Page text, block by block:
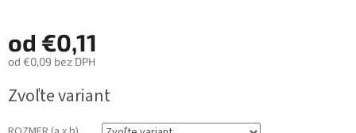
od €0,11
od €0,09 bez DPH
cena:
Zvoľte variant